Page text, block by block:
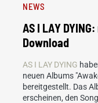
NEWS
AS I LAY
Download
AS I LAY DYING
neuen Albums
bereitgestellt. Das
erscheinen, den